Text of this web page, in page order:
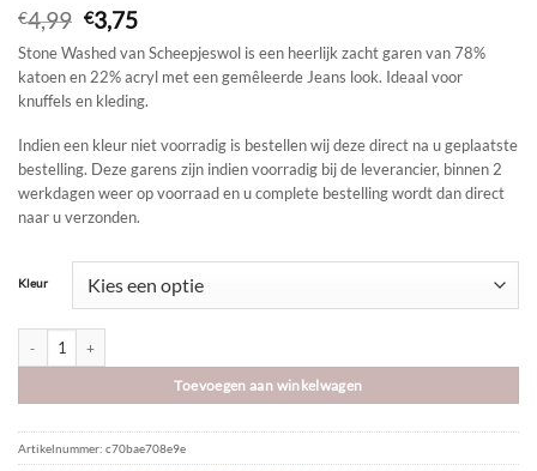
€4,99 Oorspronkelijke
prijs
was:
€4,99.
€3,75Huidige
prijs
is:
€3,75.
Stone Washed van Scheepjeswol is een heerlijk zacht garen van 78%
katoen en 22% acryl met een gemêleerde Jeans look. Ideaal voor
knuffels en kleding.
Indien een kleur niet voorradig is bestellen wij deze direct na u geplaatste
bestelling. Deze garens zijn indien voorradig bij de leverancier, binnen 2
werkdagen weer op voorraad en u complete bestelling wordt dan direct
naar u verzonden.
Kleur
Toevoegen aan winkelwagen
Artikelnummer: c70bae708e9e